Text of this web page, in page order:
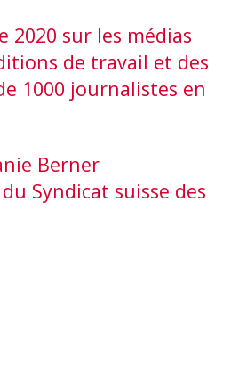
2020 sur les médias
de travail et des
1000 journalistes en
Berner
Syndicat suisse des